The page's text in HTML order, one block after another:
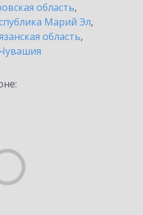
область,
Марий Эл,
область,